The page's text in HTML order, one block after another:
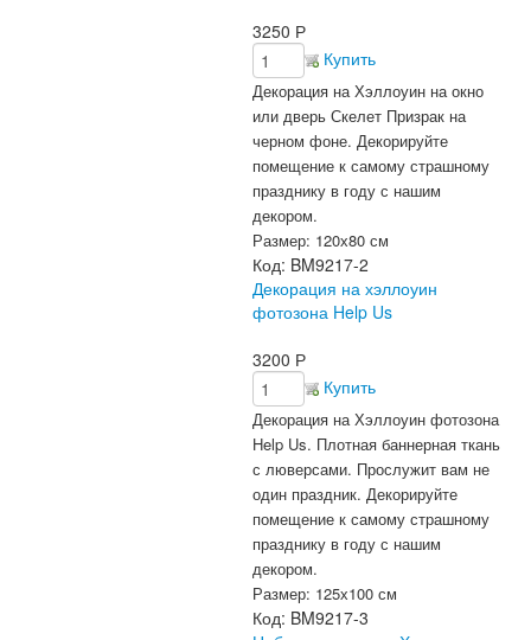
3250 Р
Купить
Декорация на Хэллоуин на окно
или дверь Скелет Призрак на
черном фоне. Декорируйте
помещение к самому страшному
празднику в году с нашим
декором.
Размер: 120х80 см
Код: BM9217-2
Декорация на хэллоуин
фотозона Help Us
3200 Р
Купить
Декорация на Хэллоуин фотозона
Help Us. Плотная баннерная ткань
с люверсами. Прослужит вам не
один праздник. Декорируйте
помещение к самому страшному
празднику в году с нашим
декором.
Размер: 125х100 см
Код: BM9217-3